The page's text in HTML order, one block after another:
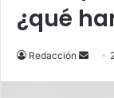
¿qué
Redacción
Send